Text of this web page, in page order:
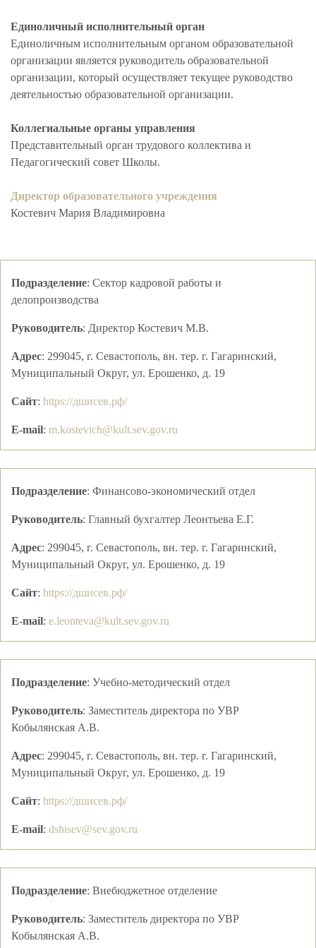
Единоличный исполнительный орган
Единоличным исполнительным органом образовательной
организации является руководитель образовательной
организации, который осуществляет текущее руководство
деятельностью образовательной организации.
Коллегиальные органы управления
Представительный орган трудового коллектива и
Педагогический совет Школы.
Директор образовательного учреждения
Костевич Мария Владимировна
Подразделение: Сектор кадровой работы и
делопроизводства
Руководитель: Директор Костевич М.В.
Адрес: 299045, г. Севастополь, вн. тер. г. Гагаринский,
Муниципальный Округ, ул. Ерошенко, д. 19
Сайт: https://дшисев.рф/
E-mail: m.kostevich@kult.sev.gov.ru
Подразделение: Финансово-экономический отдел
Руководитель: Главный бухгалтер Леонтьева Е.Г.
Адрес: 299045, г. Севастополь, вн. тер. г. Гагаринский,
Муниципальный Округ, ул. Ерошенко, д. 19
Сайт: https://дшисев.рф/
E-mail: e.leonteva@kult.sev.gov.ru
Подразделение: Учебно-методический отдел
Руководитель: Заместитель директора по УВР
Кобылянская А.В.
Адрес: 299045, г. Севастополь, вн. тер. г. Гагаринский,
Муниципальный Округ, ул. Ерошенко, д. 19
Сайт: https://дшисев.рф/
E-mail: dshisev@sev.gov.ru
Подразделение: Внебюджетное отделение
Руководитель: Заместитель директора по УВР
Кобылянская А.В.